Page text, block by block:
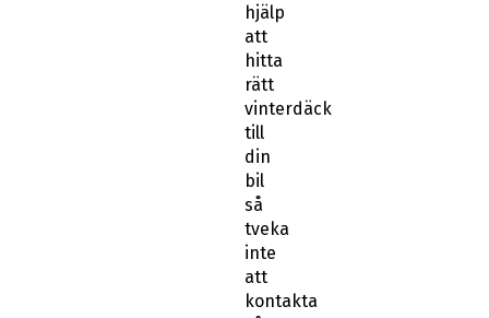
hjälp
att
hitta
rätt
vinterdäck
till
din
bil
så
tveka
inte
att
kontakta